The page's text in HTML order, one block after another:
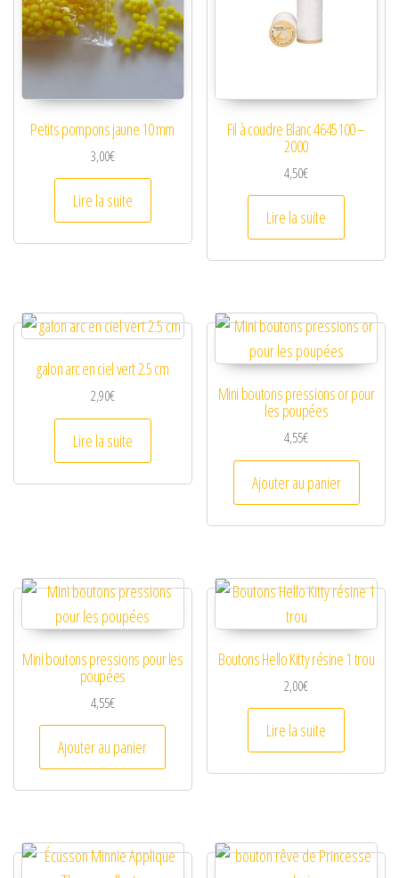
Petits pompons jaune 10 mm
3,00€
Lire la suite
Fil à coudre Blanc 4645100 –
2000
4,50€
Lire la suite
galon arc en ciel vert 2.5 cm
2,90€
Lire la suite
Mini boutons pressions or pour
les poupées
4,55€
Ajouter au panier
Mini boutons pressions pour les
poupées
4,55€
Ajouter au panier
Boutons Hello Kitty résine 1 trou
2,00€
Lire la suite